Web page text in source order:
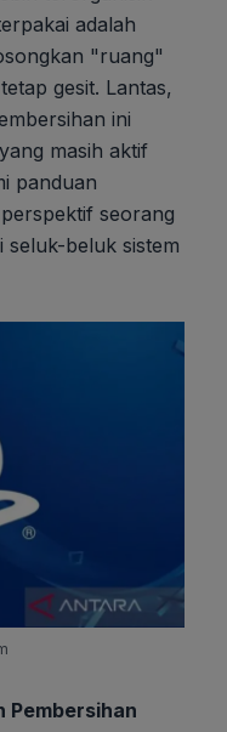
adalah
"ruang"
gesit. Lantas,
ini
masih aktif
panduan
seorang
seluk-beluk sistem
Pembersihan